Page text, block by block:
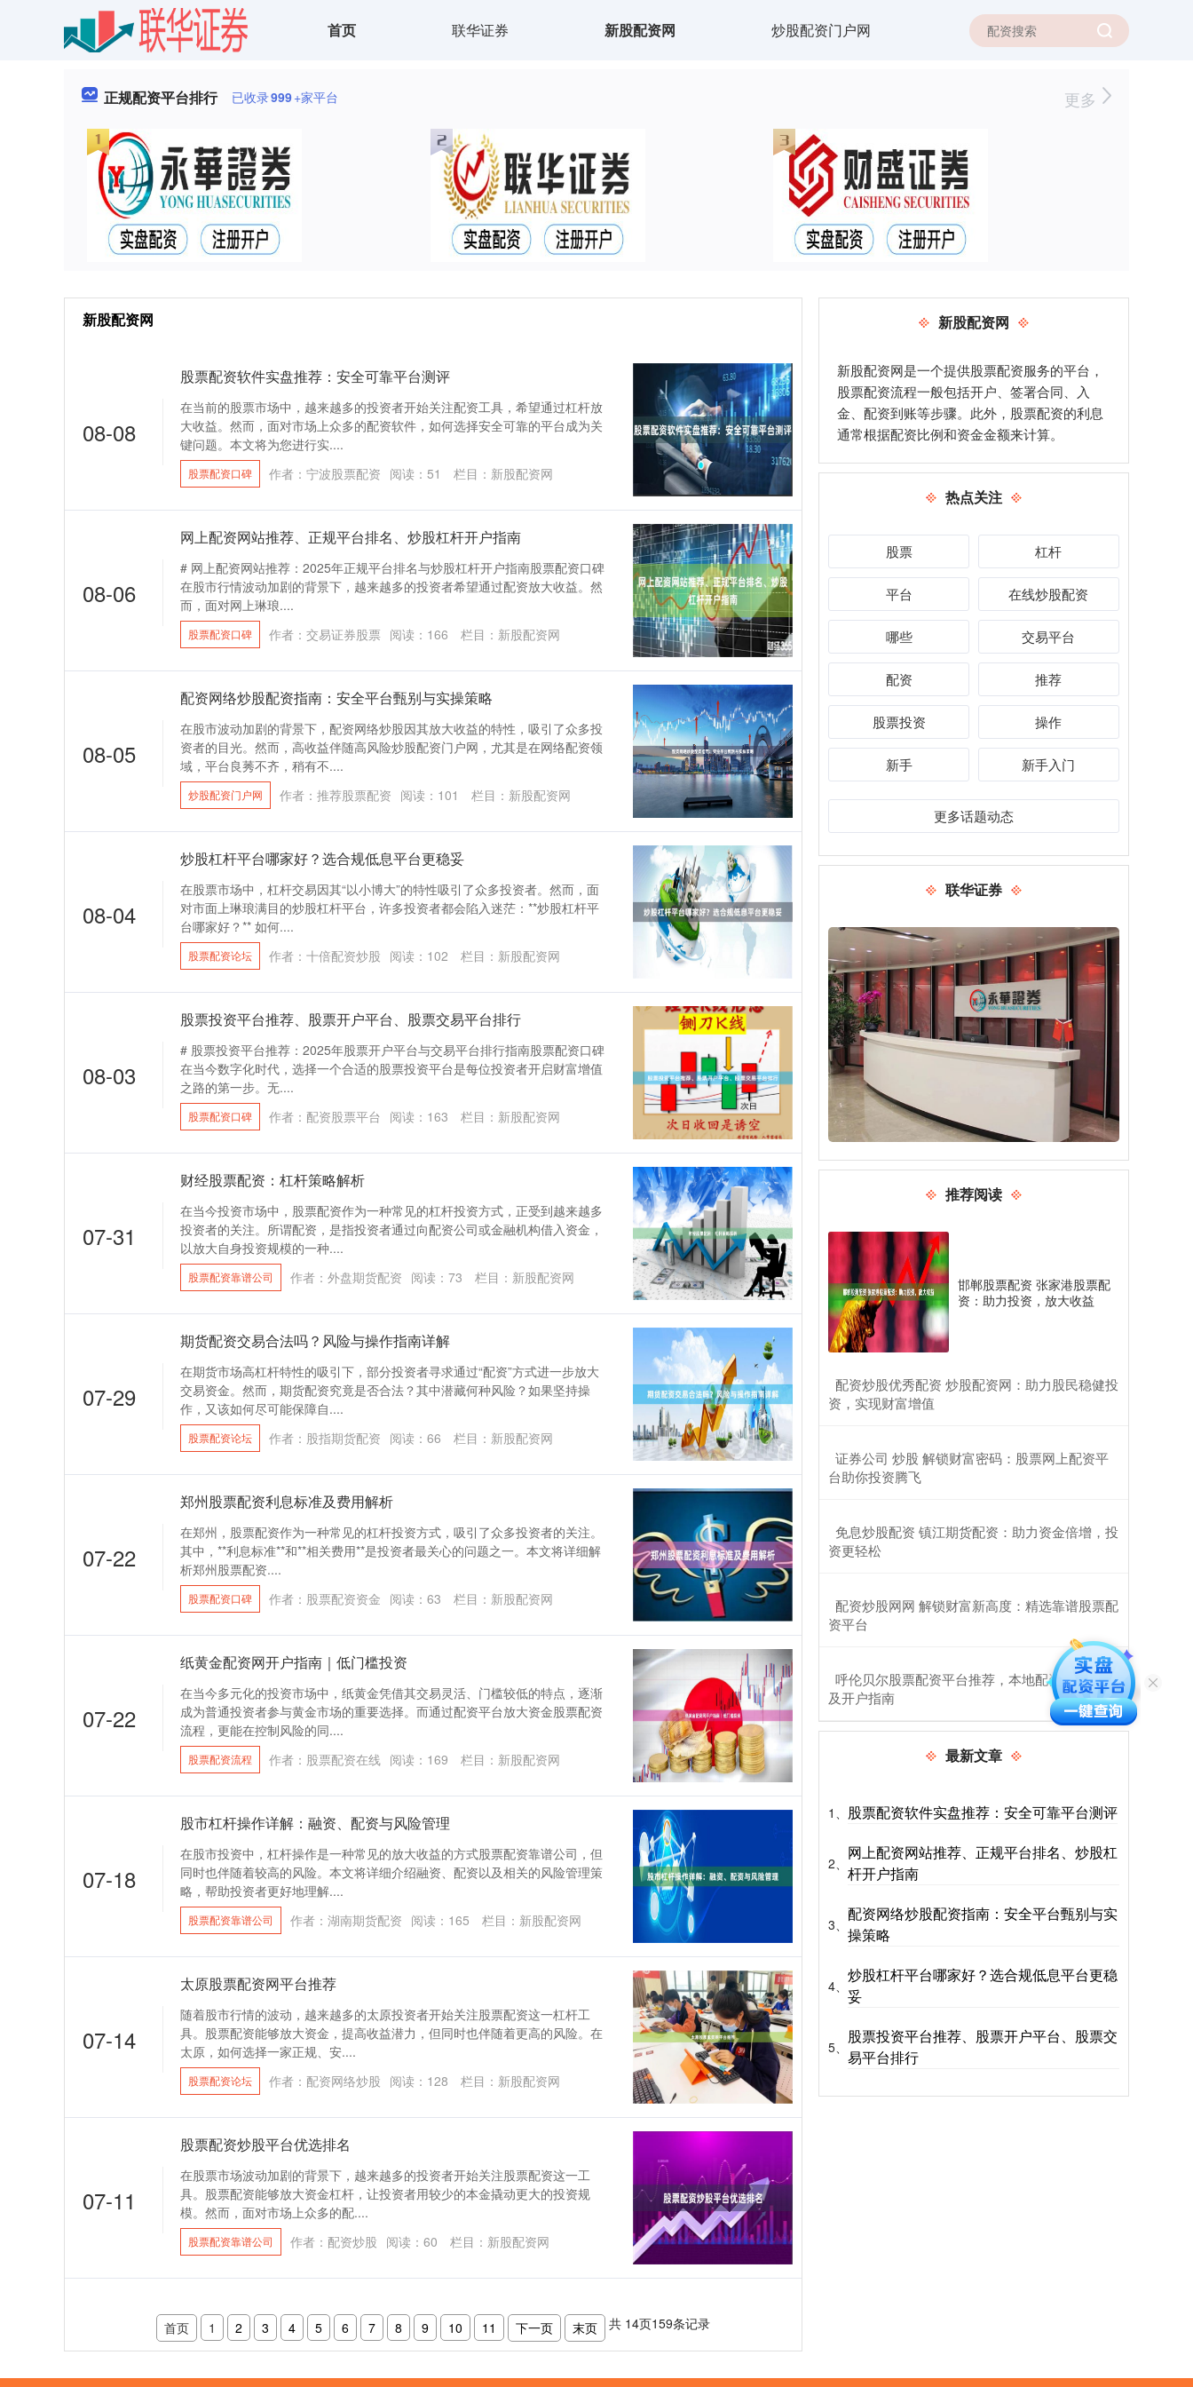
首页 联华证券 新股配资网 炒股配资门户网
正规配资平台排行 已收录999+家平台 更多
新股配资网
08-08
股票配资软件实盘推荐：安全可靠平台测评
在当前的股票市场中，越来越多的投资者开始关注配资工具，希望通过杠杆放
大收益。然而，面对市场上众多的配资软件，如何选择安全可靠的平台成为关
键问题。本文将为您进行实....
股票配资口碑 作者：宁波股票配资 阅读： 51 栏目： 新股配资网
08-06
网上配资网站推荐、正规平台排名、炒股杠杆开户指南
# 网上配资网站推荐：2025年正规平台排名与炒股杠杆开户指南股票配资口碑
在股市行情波动加剧的背景下，越来越多的投资者希望通过配资放大收益。然
而，面对网上琳琅....
股票配资口碑 作者：交易证券股票 阅读： 166 栏目： 新股配资网
08-05
配资网络炒股配资指南：安全平台甄别与实操策略
在股市波动加剧的背景下，配资网络炒股因其放大收益的特性，吸引了众多投
资者的目光。然而，高收益伴随高风险炒股配资门户网，尤其是在网络配资领
域，平台良莠不齐，稍有不....
炒股配资门户网 作者：推荐股票配资 阅读： 101 栏目： 新股配资网
08-04
炒股杠杆平台哪家好？选合规低息平台更稳妥
在股票市场中，杠杆交易因其“以小博大”的特性吸引了众多投资者。然而，面
对市面上琳琅满目的炒股杠杆平台，许多投资者都会陷入迷茫：**炒股杠杆平
台哪家好？** 如何....
股票配资论坛 作者：十倍配资炒股 阅读： 102 栏目： 新股配资网
08-03
股票投资平台推荐、股票开户平台、股票交易平台排行
# 股票投资平台推荐：2025年股票开户平台与交易平台排行指南股票配资口碑
在当今数字化时代，选择一个合适的股票投资平台是每位投资者开启财富增值
之路的第一步。无....
股票配资口碑 作者：配资股票平台 阅读： 163 栏目： 新股配资网
07-31
财经股票配资：杠杆策略解析
在当今投资市场中，股票配资作为一种常见的杠杆投资方式，正受到越来越多
投资者的关注。所谓配资，是指投资者通过向配资公司或金融机构借入资金，
以放大自身投资规模的一种....
股票配资靠谱公司 作者：外盘期货配资 阅读： 73 栏目： 新股配资网
07-29
期货配资交易合法吗？风险与操作指南详解
在期货市场高杠杆特性的吸引下，部分投资者寻求通过“配资”方式进一步放大
交易资金。然而，期货配资究竟是否合法？其中潜藏何种风险？如果坚持操
作，又该如何尽可能保障自....
股票配资论坛 作者：股指期货配资 阅读： 66 栏目： 新股配资网
07-22
郑州股票配资利息标准及费用解析
在郑州，股票配资作为一种常见的杠杆投资方式，吸引了众多投资者的关注。
其中，**利息标准**和**相关费用**是投资者最关心的问题之一。本文将详细解
析郑州股票配资....
股票配资口碑 作者：股票配资资金 阅读： 63 栏目： 新股配资网
07-22
纸黄金配资网开户指南｜低门槛投资
在当今多元化的投资市场中，纸黄金凭借其交易灵活、门槛较低的特点，逐渐
成为普通投资者参与黄金市场的重要选择。而通过配资平台放大资金股票配资
流程，更能在控制风险的同....
股票配资流程 作者：股票配资在线 阅读： 169 栏目： 新股配资网
07-18
股市杠杆操作详解：融资、配资与风险管理
在股市投资中，杠杆操作是一种常见的放大收益的方式股票配资靠谱公司，但
同时也伴随着较高的风险。本文将详细介绍融资、配资以及相关的风险管理策
略，帮助投资者更好地理解....
股票配资靠谱公司 作者：湖南期货配资 阅读： 165 栏目： 新股配资网
07-14
太原股票配资网平台推荐
随着股市行情的波动，越来越多的太原投资者开始关注股票配资这一杠杆工
具。股票配资能够放大资金，提高收益潜力，但同时也伴随着更高的风险。在
太原，如何选择一家正规、安....
股票配资论坛 作者：配资网络炒股 阅读： 128 栏目： 新股配资网
07-11
股票配资炒股平台优选排名
在股票市场波动加剧的背景下，越来越多的投资者开始关注股票配资这一工
具。股票配资能够放大资金杠杆，让投资者用较少的本金撬动更大的投资规
模。然而，面对市场上众多的配....
股票配资靠谱公司 作者：配资炒股 阅读： 60 栏目： 新股配资网
首页 1 2 3 4 5 6 7 8 9 10 11 下一页 末页 共 14页159条记录
新股配资网
新股配资网是一个提供股票配资服务的平台，
股票配资流程一般包括开户、签署合同、入
金、配资到账等步骤。此外，股票配资的利息
通常根据配资比例和资金金额来计算。
热点关注
股票 杠杆
平台 在线炒股配资
哪些 交易平台
配资 推荐
股票投资 操作
新手 新手入门
更多话题动态
联华证券
推荐阅读
邯郸股票配资 张家港股票配
资：助力投资，放大收益
​配资炒股优秀配资 炒股配资网：助力股民稳健投
资，实现财富增值
​证券公司 炒股 解锁财富密码：股票网上配资平
台助你投资腾飞
​免息炒股配资 镇江期货配资：助力资金倍增，投
资更轻松
​配资炒股网网 解锁财富新高度：精选靠谱股票配
资平台
​呼伦贝尔股票配资平台推荐，本地配资公司排名
及开户指南
最新文章
1、 股票配资软件实盘推荐：安全可靠平台测评
2、
网上配资网站推荐、正规平台排名、炒股杠
杆开户指南
3、
配资网络炒股配资指南：安全平台甄别与实
操策略
4、
炒股杠杆平台哪家好？选合规低息平台更稳
妥
5、
股票投资平台推荐、股票开户平台、股票交
易平台排行